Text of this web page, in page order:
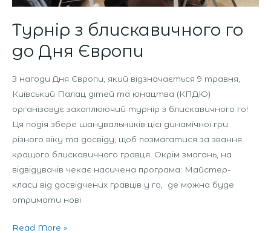
Турнір з блискавичного го
до Дня Європи
З нагоди Дня Європи, який відзначається 9 травня,
Київський Палац дітей та юнацтва (КПДЮ)
організовує захоплюючий турнір з блискавичного го!
Ця подія збере шанувальників цієї динамічної гри
різного віку та досвіду, щоб позмагатися за звання
кращого блискавичного гравця. Окрім змагань, на
відвідувачів чекає насичена програма: Майстер-
класи від досвідчених гравців у го, де можна буде
отримати нові
Read More »